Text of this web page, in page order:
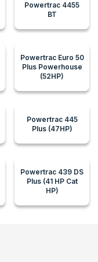
Powertrac 4455
BT
Powertrac Euro 50
Plus Powerhouse
(52HP)
Powertrac 445
Plus (47HP)
Powertrac 439 DS
Plus (41 HP Cat
HP)